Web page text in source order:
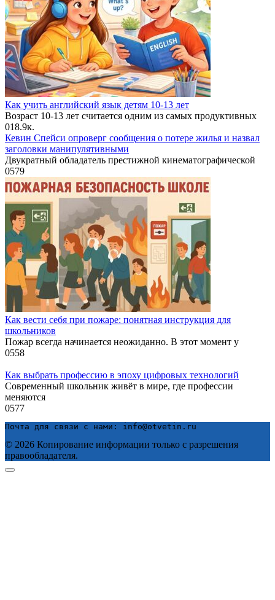
Как учить английский язык детям 10-13 лет
Возраст 10-13 лет считается одним из самых продуктивных
018.9к.
Кевин Спейси опроверг сообщения о потере жилья и назвал
заголовки манипулятивными
Двукратный обладатель престижной кинематографической
0579
Как вести себя при пожаре: понятная инструкция для
школьников
Пожар всегда начинается неожиданно. В этот момент у
0558
Как выбрать профессию в эпоху цифровых технологий
Современный школьник живёт в мире, где профессии
меняются
0577
Почта для связи с нами: info@otvetin.ru
© 2026 Копирование информации только с разрешения
правообладателя.